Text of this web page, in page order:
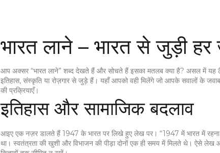
भारत लाने – भारत से जुड़ी हर
आप अक्सर “भारत लाने” शब्द देखते हैं और सोचते हैं इसका मतलब क्या है? असल में यह
इतिहास, संस्कृति या रोज़गार से जुड़े हैं। यहाँ आपको वही मिलेंगे जो आपके सवालों के
की प्रक्रियाएँ।
इतिहास और सामाजिक बदलाव
आइए एक नज़र डालते हैं 1947 के भारत पर लिखे हुए लेख पर। “1947 में भारत में रहना
था। स्वतंत्रता की खुशी और विभाजन की पीड़ा दोनों एक ही समय में मिलते थे। ऐसे लेख